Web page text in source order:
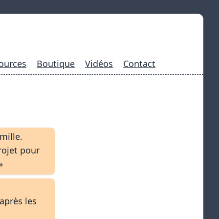
Boutique Vidéos Contact
pour
les